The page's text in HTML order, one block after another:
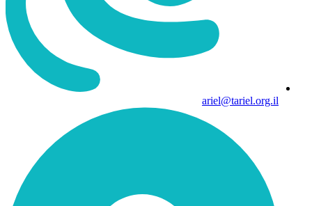
ariel@tariel.org.il